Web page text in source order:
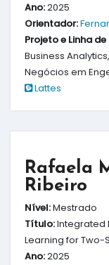
Ano:2025
Orientador:
Projeto e Linha
Business
Negócios em
Lattes
Rafaela
Ribeiro
Nível:Mestrado
Título:Integrated
Learning for Two-
Ano:2025